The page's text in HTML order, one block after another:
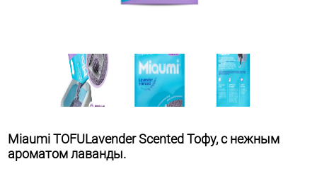
Miaumi TOFULavender Scented Тофу, с нежным
ароматом лаванды.